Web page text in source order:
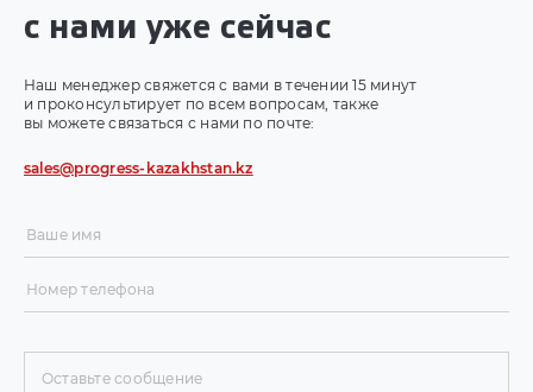
с нами уже сейчас
Наш менеджер свяжется с вами в течении 15 минут
и проконсультирует по всем вопросам, также
вы можете связаться с нами по почте:
sales@progress-kazakhstan.kz